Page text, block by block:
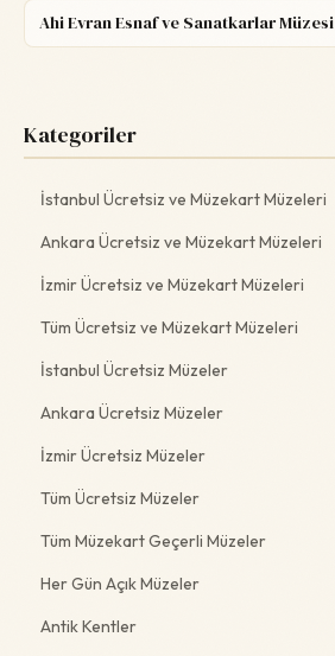
Ahi Evran Esnaf ve Sanatkarlar Müzesi
Kategoriler
İstanbul Ücretsiz ve Müzekart Müzeleri
Ankara Ücretsiz ve Müzekart Müzeleri
İzmir Ücretsiz ve Müzekart Müzeleri
Tüm Ücretsiz ve Müzekart Müzeleri
İstanbul Ücretsiz Müzeler
Ankara Ücretsiz Müzeler
İzmir Ücretsiz Müzeler
Tüm Ücretsiz Müzeler
Tüm Müzekart Geçerli Müzeler
Her Gün Açık Müzeler
Antik Kentler